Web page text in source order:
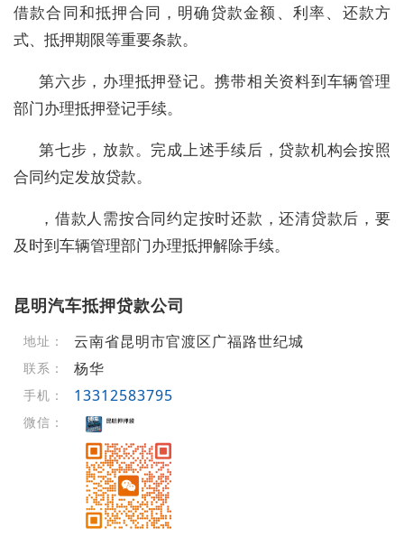
借款合同和抵押合同，明确贷款金额、利率、还款方
式、抵押期限等重要条款。
第六步，办理抵押登记。携带相关资料到车辆管理
部门办理抵押登记手续。
第七步，放款。完成上述手续后，贷款机构会按照
合同约定发放贷款。
，借款人需按合同约定按时还款，还清贷款后，要
及时到车辆管理部门办理抵押解除手续。
昆明汽车抵押贷款公司
地址： 云南省昆明市官渡区广福路世纪城
联系： 杨华
手机： 13312583795
微信：